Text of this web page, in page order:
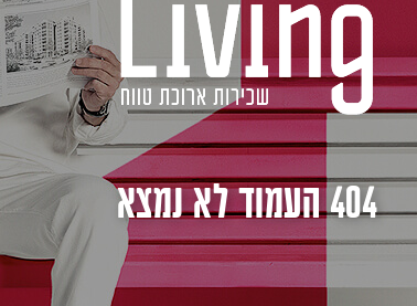
404 העמוד לא נמצא